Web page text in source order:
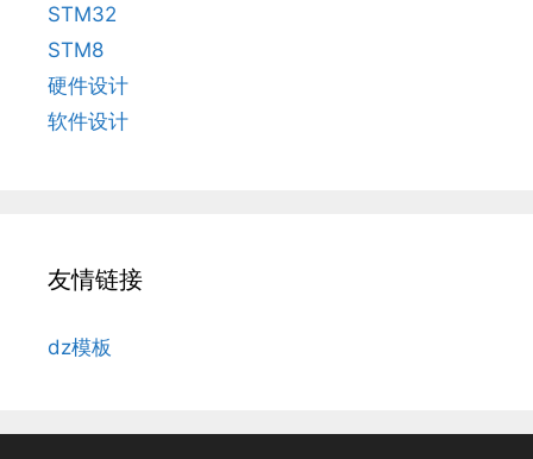
STM32
STM8
硬件设计
软件设计
友情链接
dz模板